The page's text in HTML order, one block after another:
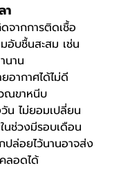
า
จากการติดเชื้อ
อับชื้นสะสม เช่น
นาน
อากาศได้ไม่ดี
ณขาหนีบ
น ไม่ยอมเปลี่ยน
นช่วงมีรอบเดือน
ปล่อยไว้นานอาจส่ง
ลอดได้